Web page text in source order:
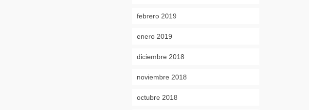
febrero 2019
enero 2019
diciembre 2018
noviembre 2018
octubre 2018